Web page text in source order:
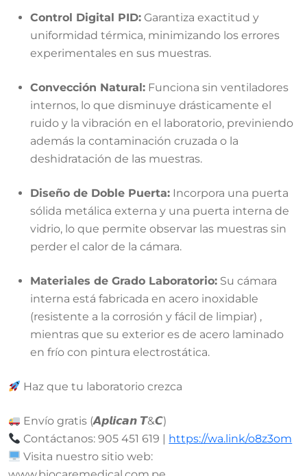
Control Digital PID: Garantiza exactitud y
uniformidad térmica, minimizando los errores
experimentales en sus muestras.
Convección Natural: Funciona sin ventiladores
internos, lo que disminuye drásticamente el
ruido y la vibración en el laboratorio, previniendo
además la contaminación cruzada o la
deshidratación de las muestras.
Diseño de Doble Puerta: Incorpora una puerta
sólida metálica externa y una puerta interna de
vidrio, lo que permite observar las muestras sin
perder el calor de la cámara.
Materiales de Grado Laboratorio: Su cámara
interna está fabricada en acero inoxidable
(resistente a la corrosión y fácil de limpiar) ,
mientras que su exterior es de acero laminado
en frío con pintura electrostática.
Haz que tu laboratorio crezca
Envío gratis (𝘼𝙥𝙡𝙞𝙘𝙖𝙣 𝙏&𝘾)
Contáctanos: 905 451 619 | https://wa.link/o8z3om
Visita nuestro sitio web: